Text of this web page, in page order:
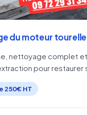
du moteur tourelle
nettoyage complet
pour restaurer
250€ HT